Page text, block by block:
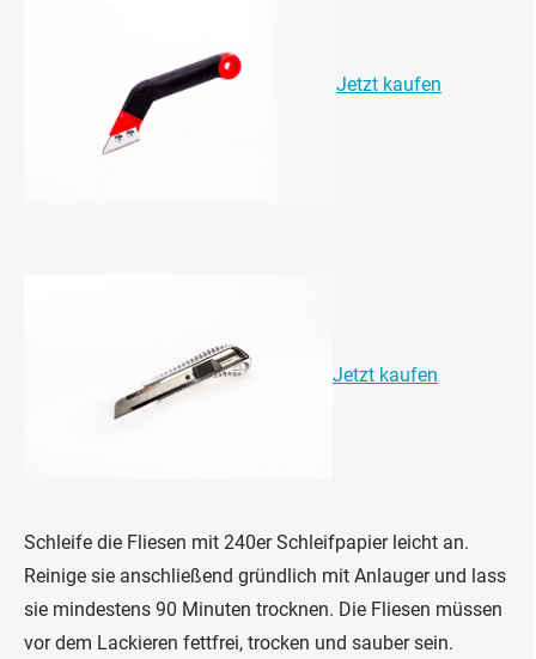
Jetzt kaufen
Jetzt kaufen
Schleife die Fliesen mit 240er Schleifpapier leicht an.
Reinige sie anschließend gründlich mit Anlauger und lass
sie mindestens 90 Minuten trocknen. Die Fliesen müssen
vor dem Lackieren fettfrei, trocken und sauber sein.